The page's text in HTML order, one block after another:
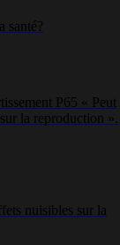
santé?
P65 « Peut
la reproduction ».
nuisibles sur la